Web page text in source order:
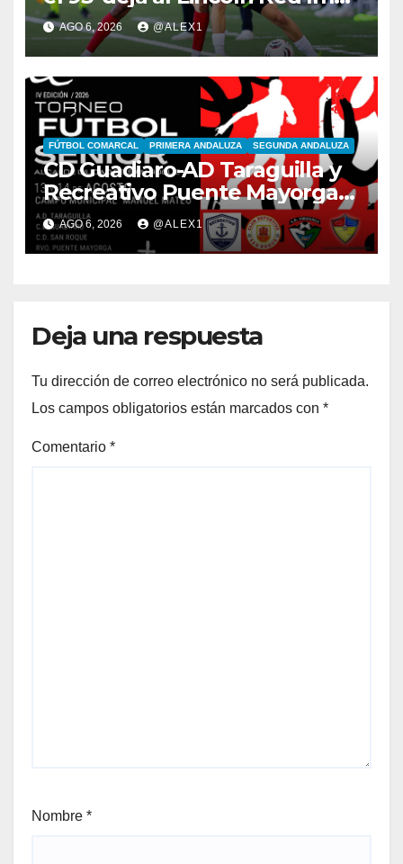
sin victoria (1-1) y tener la
ventaja en la Europa League
AGO 6, 2026 @ALEX1
FÚTBOL COMARCAL PRIMERA ANDALUZA SEGUNDA ANDALUZA
CD Guadiaro-AD Taraguilla y
Recreativo Puente Mayorga-
CD San Roque, semifinales
del IV Trofeo ‘Alcalde’
AGO 6, 2026 @ALEX1
Deja una respuesta
Tu dirección de correo electrónico no será publicada.
Los campos obligatorios están marcados con *
Comentario *
Nombre *